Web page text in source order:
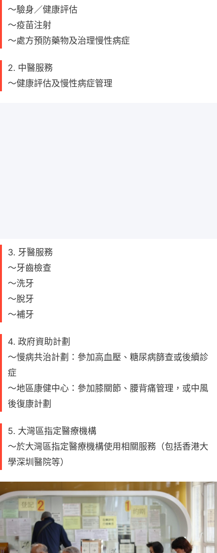
～驗身／健康評估
～疫苗注射
～處方預防藥物及治理慢性病症
2. 中醫服務
～健康評估及慢性病症管理
3. 牙醫服務
～牙齒檢查
～洗牙
～脫牙
～補牙
4. 政府資助計劃
～慢病共治計劃：參加高血壓、糖尿病篩查或後續診
症
～地區康健中心：參加膝關節、腰背痛管理，或中風
後復康計劃
5. 大灣區指定醫療機構
～於大灣區指定醫療機構使用相關服務（包括香港大
學深圳醫院等）